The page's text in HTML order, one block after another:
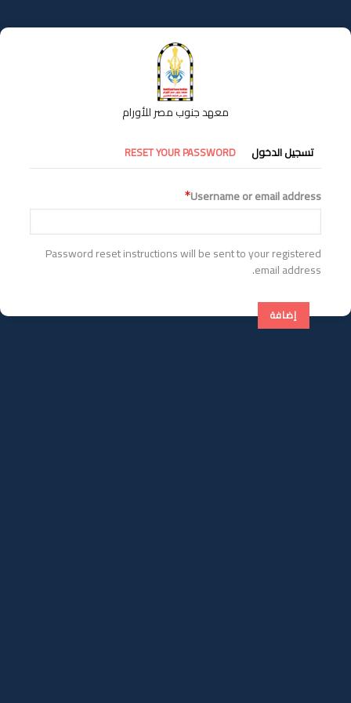
إلى
المحتوى
معهد جنوب مصر للأورام
التبويبات
الأساسية
تسجيل الدخول RESET YOUR PASSWORD
Username or email address
Password reset instructions will be sent to your registered
email address.